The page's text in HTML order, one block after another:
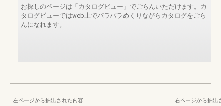
お探しのページは「カタログビュー」でごらんいただけます。カ
タログビューではweb上でパラパラめくりながらカタログをごら
んになれます。
左ページから抽出された内容
右ページから抽出